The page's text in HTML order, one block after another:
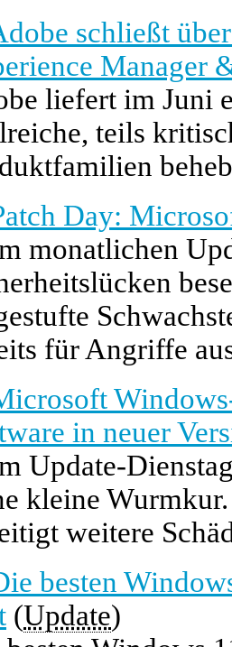
schließt
Manager
liefert im Juni
teils
Day:
monatlichen
für Angriffe
in neuer
Update-
kleine
weitere
besten
(Update)